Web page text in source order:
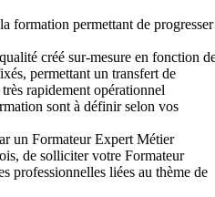
formation permettant de progresser
créé sur-mesure en fonction
permettant un transfert de
rapidement opérationnel
sont à définir selon vos
un Formateur Expert Métier
de solliciter votre Formateur
professionnelles liées au thème de